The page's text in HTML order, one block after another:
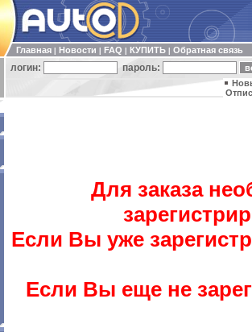
Главная Новости FAQ КУПИТЬ Обратная связь
логин: пароль:
Для заказа
Если Вы уже
Если Вы еще не